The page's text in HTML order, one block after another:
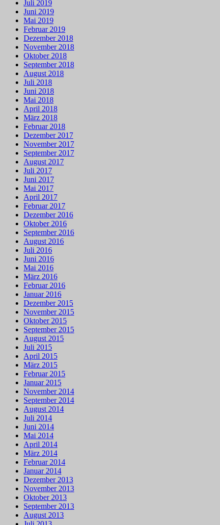
Juli 2019
Juni 2019
Mai 2019
Februar 2019
Dezember 2018
November 2018
Oktober 2018
September 2018
August 2018
Juli 2018
Juni 2018
Mai 2018
April 2018
März 2018
Februar 2018
Dezember 2017
November 2017
September 2017
August 2017
Juli 2017
Juni 2017
Mai 2017
April 2017
Februar 2017
Dezember 2016
Oktober 2016
September 2016
August 2016
Juli 2016
Juni 2016
Mai 2016
März 2016
Februar 2016
Januar 2016
Dezember 2015
November 2015
Oktober 2015
September 2015
August 2015
Juli 2015
April 2015
März 2015
Februar 2015
Januar 2015
November 2014
September 2014
August 2014
Juli 2014
Juni 2014
Mai 2014
April 2014
März 2014
Februar 2014
Januar 2014
Dezember 2013
November 2013
Oktober 2013
September 2013
August 2013